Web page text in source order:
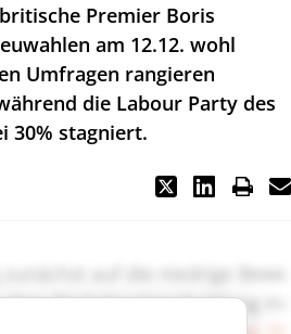
Premier Boris
am 12.12. wohl
Umfragen rangieren
die Labour Party des
30% stagniert.